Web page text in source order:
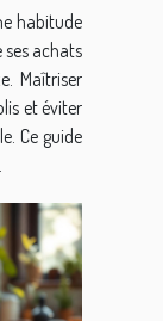
habitude
achats
Maîtriser
et éviter
Ce guide